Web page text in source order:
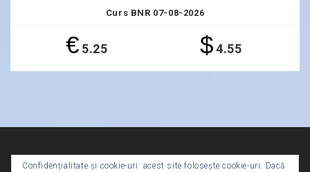
Curs BNR 07-08-2026
€ 5.25 $4.55
Confidențialitate și cookie-uri: acest site folosește cookie-uri. Dacă